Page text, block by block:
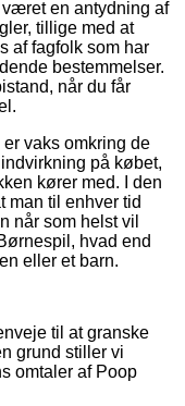
en antydning af
tillige med at
af fagfolk som har
bestemmelser.
når du får
vaks omkring de
på købet,
kører med. I den
man til enhver tid
når som helst vil
hvad end
eller et barn.
til at granske
grund stiller vi
omtaler af Poop